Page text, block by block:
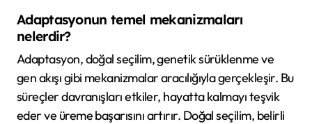
Adaptasyonun temel mekanizmaları
nelerdir?
Adaptasyon, doğal seçilim, genetik sürüklenme ve
gen akışı gibi mekanizmalar aracılığıyla gerçekleşir. Bu
süreçler davranışları etkiler, hayatta kalmayı teşvik
eder ve üreme başarısını artırır. Doğal seçilim, belirli